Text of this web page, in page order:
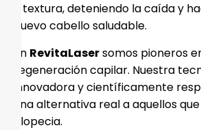
y textura, deteniendo la caída y
nuevo cabello saludable.
En RevitaLaser somos pioneros
regeneración capilar. Nuestra
innovadora y científicamente
una alternativa real a aquellos
alopecia.